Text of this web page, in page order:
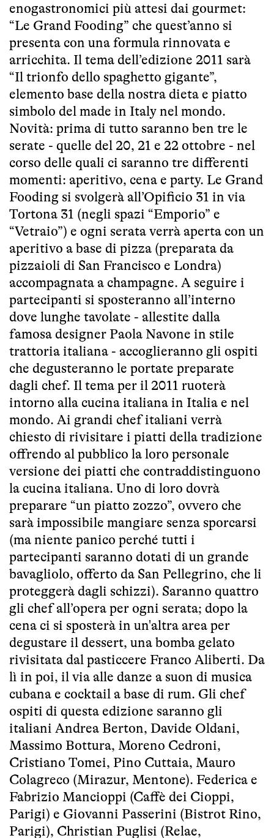
enogastronomici più attesi dai gourmet:
“Le Grand Fooding” che quest’anno si
presenta con una formula rinnovata e
arricchita. Il tema dell’edizione 2011 sarà
“Il trionfo dello spaghetto gigante”,
elemento base della nostra dieta e piatto
simbolo del made in Italy nel mondo.
Novità: prima di tutto saranno ben tre le
serate - quelle del 20, 21 e 22 ottobre - nel
corso delle quali ci saranno tre differenti
momenti: aperitivo, cena e party. Le Grand
Fooding si svolgerà all’Opificio 31 in via
Tortona 31 (negli spazi “Emporio” e
“Vetraio”) e ogni serata verrà aperta con un
aperitivo a base di pizza (preparata da
pizzaioli di San Francisco e Londra)
accompagnata a champagne. A seguire i
partecipanti si sposteranno all’interno
dove lunghe tavolate - allestite dalla
famosa designer Paola Navone in stile
trattoria italiana - accoglieranno gli ospiti
che degusteranno le portate preparate
dagli chef. Il tema per il 2011 ruoterà
intorno alla cucina italiana in Italia e nel
mondo. Ai grandi chef italiani verrà
chiesto di rivisitare i piatti della tradizione
offrendo al pubblico la loro personale
versione dei piatti che contraddistinguono
la cucina italiana. Uno di loro dovrà
preparare “un piatto zozzo”, ovvero che
sarà impossibile mangiare senza sporcarsi
(ma niente panico perché tutti i
partecipanti saranno dotati di un grande
bavagliolo, offerto da San Pellegrino, che li
proteggerà dagli schizzi). Saranno quattro
gli chef all’opera per ogni serata; dopo la
cena ci si sposterà in un'altra area per
degustare il dessert, una bomba gelato
rivisitata dal pasticcere Franco Aliberti. Da
lì in poi, il via alle danze a suon di musica
cubana e cocktail a base di rum. Gli chef
ospiti di questa edizione saranno gli
italiani Andrea Berton, Davide Oldani,
Massimo Bottura, Moreno Cedroni,
Cristiano Tomei, Pino Cuttaia, Mauro
Colagreco (Mirazur, Mentone). Federica e
Fabrizio Mancioppi (Caffè dei Cioppi,
Parigi) e Giovanni Passerini (Bistrot Rino,
Parigi), Christian Puglisi (Relae,